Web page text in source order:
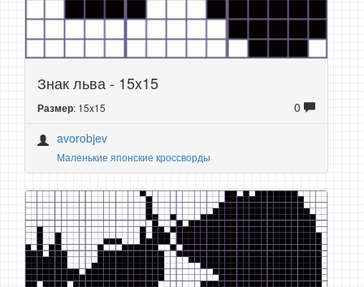
Знак льва - 15x15
Размер: 15x15
0
avorobjev
Маленькие японские кроссворды